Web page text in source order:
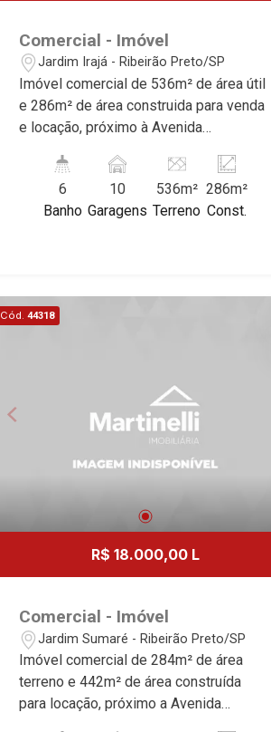
Comercial - Imóvel
Jardim Irajá - Ribeirão Preto/SP
Imóvel comercial de 536m² de área útil
e 286m² de área construida para venda
e locação, próximo à Avenida
Ribeirão Preto/SP. Conheça as
características deste imóvel que a
Martinelli Imobiliária selecionou para
Área de serviço - Iluminação - 10 vagas
Martinelli Imobiliária - excelência
de alto padrão, somos especialistas na
venda e locação de casas e terrenos
residenciais e comerciais nos bairros
mais desejados da Zona Sul,
Boa Vista, Jardim Botânico, Jardim
Ribeirão, Jardim Canadá, Guaporé, Ilhas
do Sul, Jardim Nova Aliança, Boulevard,
Higienópolis, Sumaré, Jardim América,
Alto do Ipê, Jardim Irajá, Royal Park,
Jardim Califórnia, Quinta da Primavera,
Bonfim Paulista, Vila Seixas, Jardim
6
Banho
10
Garagens
536m²
Terreno
286m²
Const.
Cód. 44318
R$ 18.000,00 L
Comercial - Imóvel
Jardim Sumaré - Ribeirão Preto/SP
Imóvel comercial de 284m² de área
terreno e 442m² de área construída
para locação, próximo a Avenida